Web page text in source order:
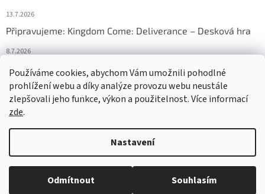
Používáme cookies, abychom Vám umožnili pohodlné
prohlížení webu a díky analýze provozu webu neustále
zlepšovali jeho funkce, výkon a použitelnost. Více informací
zde.
Nastavení
Odmítnout Souhlasím
13.7.2026
Připravujeme: Kingdom Come: Deliverance – Desková hra
8.7.2026
Nejlepší deskové hry: výběr, který frčí v celém Česku
18.6.2026
Copyright 2026HRAS. Všechna práva vyhrazena.Upravit nastavení